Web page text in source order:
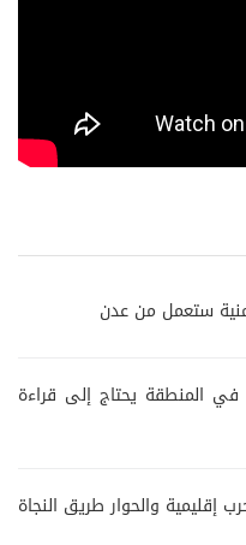
ستعمل من عدن
في المنطقة يحتاج إلى قراءة
إقليمية والحوار طريق النجاة